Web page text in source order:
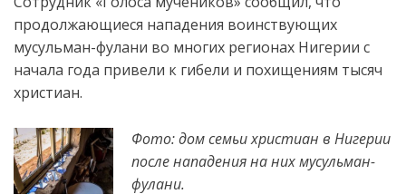
продолжающиеся нападения воинствующих
мусульман-фулани во многих регионах Нигерии с
начала года привели к гибели и похищениям тысяч
христиан.
Фото: дом семьи христиан в Нигерии
после нападения на них мусульман-
фулани.